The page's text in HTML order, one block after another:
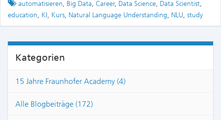
Tagged
automatisieren, Big Data, Career, Data Science, Data Scientist,
education, KI, Kurs, Natural Language Understanding, NLU, study
Kategorien
15 Jahre Fraunhofer Academy (4)
Alle Blogbeiträge (172)